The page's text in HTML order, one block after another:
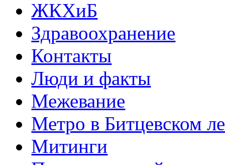
ЖКХиБ
Здравоохранение
Контакты
Люди и факты
Межевание
Метро в Битцевском
Митинги